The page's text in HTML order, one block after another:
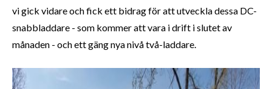
vi gick vidare och fick ett bidrag för att utveckla dessa DC-
snabbladdare - som kommer att vara i drift i slutet av
månaden - och ett gäng nya nivå två-laddare.